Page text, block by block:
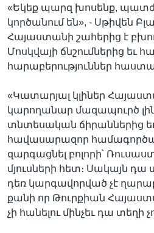
«Եկեք պարզ խոսենք,
կործանում են», - Սթիվեն
Հայաստանի շահերից է
Մոսկվայի ճնշումներից եւ
հարաբերություններ
«Կատարյալ կլիներ
կարողանար մազապուրծ
տնտեսական ճիրաններից եւ
հավասարազոր
զարգացնել բոլորի՝
մյուսների հետ։ Սակայն դա
դեռ կարգավորված չէ
քանի որ Թուրքիան
չի հանելու մինչեւ դա տեղի